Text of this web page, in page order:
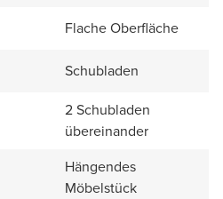
Flache Oberfläche
Schubladen
2 Schubladen
übereinander
Hängendes
Möbelstück